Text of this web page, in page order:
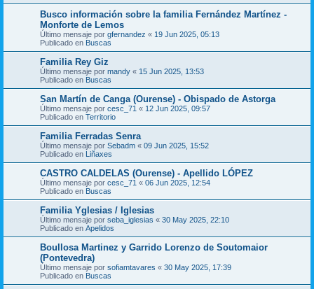
Busco información sobre la familia Fernández Martínez -
Monforte de Lemos
Último mensaje por gfernandez « 19 Jun 2025, 05:13
Publicado en Buscas
Familia Rey Giz
Último mensaje por mandy « 15 Jun 2025, 13:53
Publicado en Buscas
San Martín de Canga (Ourense) - Obispado de Astorga
Último mensaje por cesc_71 « 12 Jun 2025, 09:57
Publicado en Territorio
Familia Ferradas Senra
Último mensaje por Sebadm « 09 Jun 2025, 15:52
Publicado en Liñaxes
CASTRO CALDELAS (Ourense) - Apellido LÓPEZ
Último mensaje por cesc_71 « 06 Jun 2025, 12:54
Publicado en Buscas
Familia Yglesias / Iglesias
Último mensaje por seba_iglesias « 30 May 2025, 22:10
Publicado en Apelidos
Boullosa Martinez y Garrido Lorenzo de Soutomaior
(Pontevedra)
Último mensaje por sofiamtavares « 30 May 2025, 17:39
Publicado en Buscas